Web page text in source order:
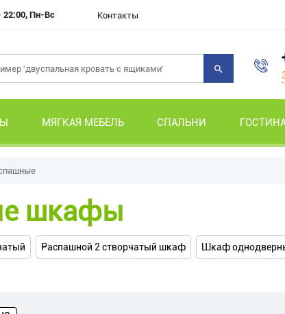
22:00, Пн-Вс Контакты
МЯГКАЯ МЕБЕЛЬ СПАЛЬНИ
шкафы
Распашной 2 створчатый шкаф Шкаф